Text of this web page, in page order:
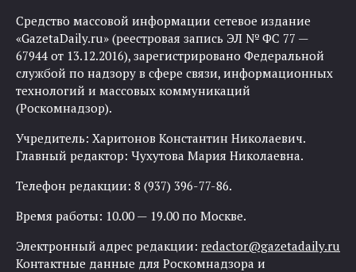
Средство массовой информации сетевое издание
«GazetaDaily.ru» (реестровая запись ЭЛ № ФС 77 —
67944 от 13.12.2016), зарегистрировано Федеральной
службой по надзору в сфере связи, информационных
технологий и массовых коммуникаций
(Роскомнадзор).
Учредитель: Харитонов Константин Николаевич.
Главный редактор: Чухутова Мария Николаевна.
Телефон редакции: 8 (937) 396-77-86.
Время работы: 10.00 — 19.00 по Москве.
Электронный адрес редакции: redactor@gazetadaily.ru
Контактные данные для Роскомнадзора и